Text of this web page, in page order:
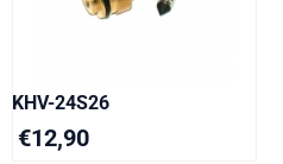
KHV-24S26
€12,90